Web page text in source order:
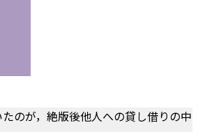
のが，絶版後他人への貸し借りの中